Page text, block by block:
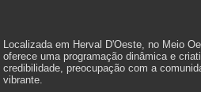
Localizada em Herval D'Oeste, no Meio
oferece uma programação dinâmica e
credibilidade, preocupação com a
vibrante.